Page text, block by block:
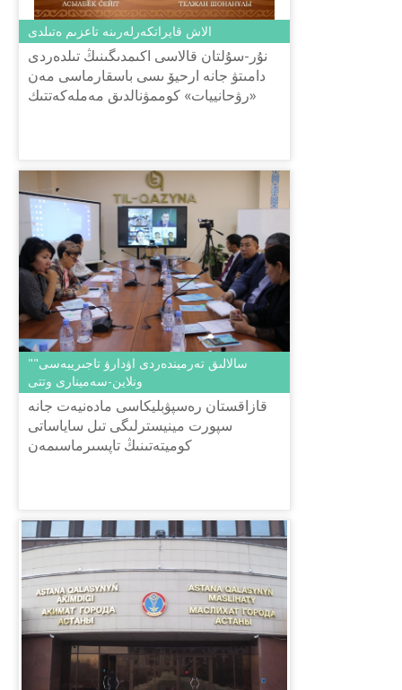
الاش قايراتكەرلەرىنە تاعزىم ەتىلدى
نۇر-سۇلتان قالاسى اكىمدىگىنىڭ تىلدەردى
دامىتۋ جانە ارحيۆ ىسى باسقارماسى مەن
«رۋحانييات» كوممۋنالدىق مەملەكەتتىك
"سالالىق تەرميندەردى اۋدارۋ تاجىريبەسى"
ونلاين-سەمينارى وتتى
قازاقستان رەسپۋبليكاسى مادەنيەت جانە
سپورت مينيسترلىگى تىل ساياساتى
كوميتەتىنىڭ تاپسىرماسىمەن